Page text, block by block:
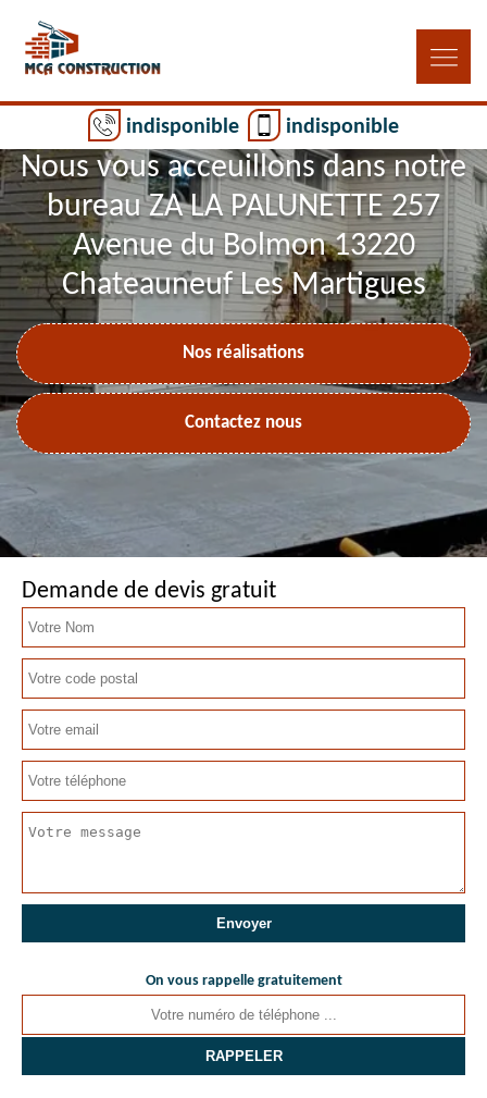
indisponible indisponible
Nous vous acceuillons dans notre
bureau ZA LA PALUNETTE 257
Avenue du Bolmon 13220
Chateauneuf Les Martigues
Nos réalisations
Contactez nous
Demande de devis gratuit
On vous rappelle gratuitement